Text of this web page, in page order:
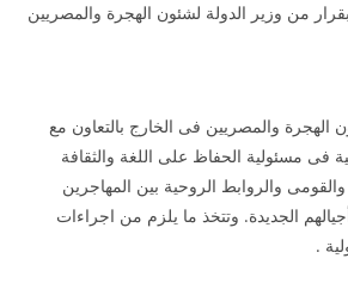
من وزير الدولة لشئون الهجرة والمصريين
الهجرة والمصريين فى الخارج بالتعاون مع
فى مسئولية الحفاظ على اللغة والثقافة
والروابط الروحية بين المهاجرين
الجديدة. وتتخذ ما يلزم من اجراءات
.